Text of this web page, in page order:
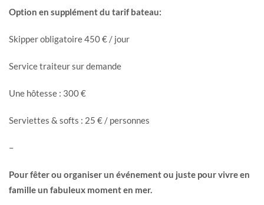
Option en supplément du tarif bateau:
Skipper obligatoire 450 € / jour
Service traiteur sur demande
Une hôtesse : 300 €
Serviettes & softs : 25 € / personnes
–
Pour fêter ou organiser un événement ou juste pour vivre en
famille un fabuleux moment en mer.